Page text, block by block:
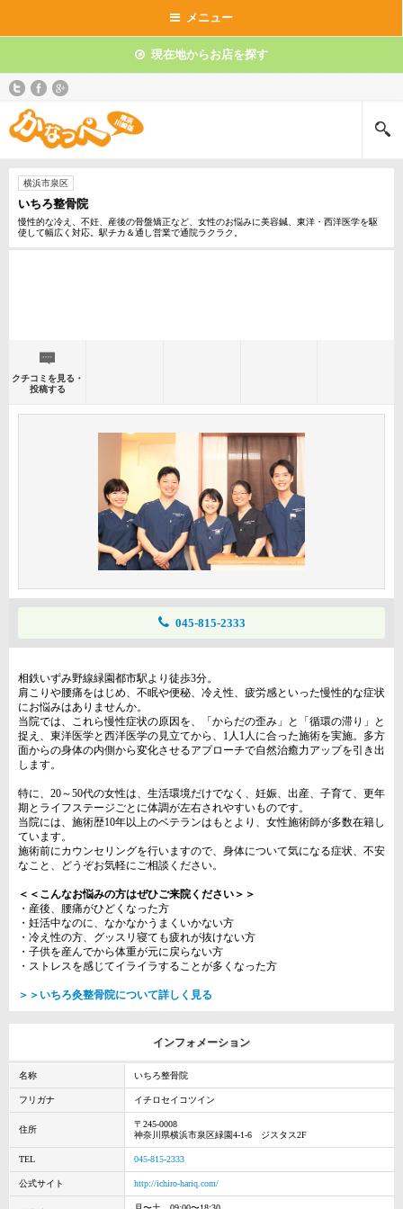
メニュー
現在地からお店を探す
横浜市泉区
いちろ整骨院
慢性的な冷え、不妊、産後の骨盤矯正など、女性のお悩みに美容鍼、東洋・西洋医学を駆
使して幅広く対応。駅チカ＆通し営業で通院ラクラク。
クチコミを見る・
投稿する
045-815-2333
相鉄いずみ野線緑園都市駅より徒歩3分。
肩こりや腰痛をはじめ、不眠や便秘、冷え性、疲労感といった慢性的な症状
にお悩みはありませんか。
当院では、これら慢性症状の原因を、「からだの歪み」と「循環の滞り」と
捉え、東洋医学と西洋医学の見立てから、1人1人に合った施術を実施。多方
面からの身体の内側から変化させるアプローチで自然治癒力アップを引き出
します。
特に、20～50代の女性は、生活環境だけでなく、妊娠、出産、子育て、更年
期とライフステージごとに体調が左右されやすいものです。
当院には、施術歴10年以上のベテランはもとより、女性施術師が多数在籍し
ています。
施術前にカウンセリングを行いますので、身体について気になる症状、不安
なこと、どうぞお気軽にご相談ください。
＜＜こんなお悩みの方はぜひご来院ください＞＞
・産後、腰痛がひどくなった方
・妊活中なのに、なかなかうまくいかない方
・冷え性の方、グッスリ寝ても疲れが抜けない方
・子供を産んでから体重が元に戻らない方
・ストレスを感じてイライラすることが多くなった方
＞＞いちろ灸整骨院について詳しく見る
インフォメーション
名称 いちろ整骨院
フリガナ イチロセイコツイン
住所
〒245-0008
神奈川県横浜市泉区緑園4-1-6 ジスタス2F
TEL 045-815-2333
公式サイト http://ichiro-hariq.com/